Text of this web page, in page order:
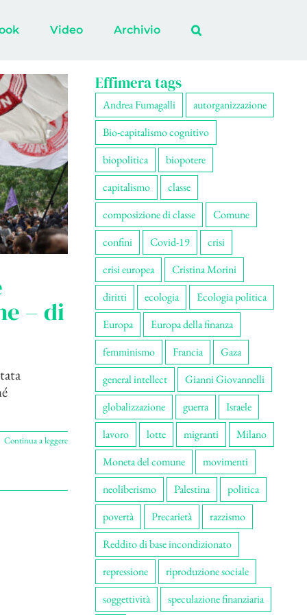
Video Archivio
– di
Continua a leggere
Effimera tags
Andrea Fumagalli
autorganizzazione
Bio-capitalismo cognitivo
biopolitica
biopotere
capitalismo
classe
composizione di classe
Comune
confini
Covid-19
crisi
crisi europea
Cristina Morini
diritti
ecologia
Ecologia politica
Europa
Europa della finanza
femminismo
Francia
Gaza
general intellect
Gianni Giovannelli
globalizzazione
guerra
Israele
lavoro
lotte migranti
Milano
Moneta del comune
movimenti
neoliberismo
Palestina
politica
povertà
Precarietà
razzismo
Reddito di base incondizionato
repressione
riproduzione sociale
soggettività
speculazione finanziaria